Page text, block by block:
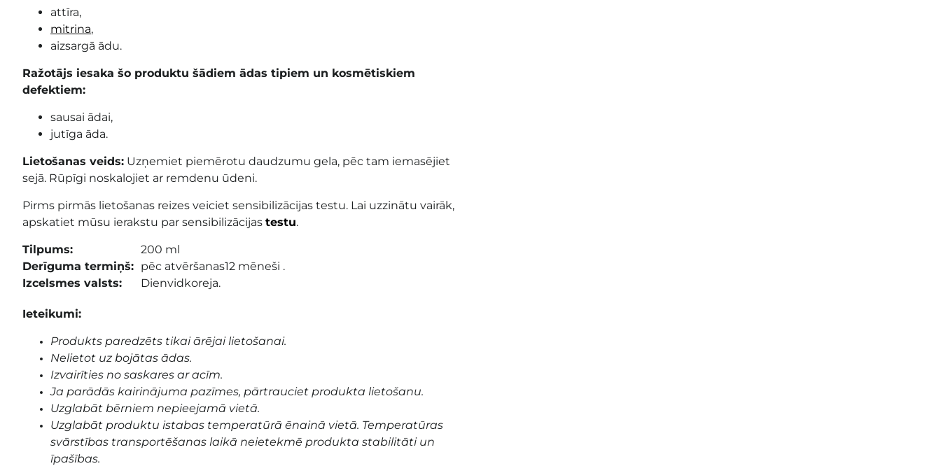
attīra,
mitrina,
aizsargā ādu.
Ražotājs iesaka šo produktu šādiem ādas tipiem un kosmētiskiem
defektiem:
sausai ādai,
jutīga āda.
Lietošanas veids: Uzņemiet piemērotu daudzumu gela, pēc tam iemasējiet
sejā. Rūpīgi noskalojiet ar remdenu ūdeni.
Pirms pirmās lietošanas reizes veiciet sensibilizācijas testu. Lai uzzinātu vairāk,
apskatiet mūsu ierakstu par sensibilizācijas testu.
Tilpums:
200 ml
Derīguma termiņš: pēc atvēršanas12 mēneši .
Izcelsmes valsts:
Dienvidkoreja.
Ieteikumi:
Produkts paredzēts tikai ārējai lietošanai.
Nelietot uz bojātas ādas.
Izvairīties no saskares ar acīm.
Ja parādās kairinājuma pazīmes, pārtrauciet produkta lietošanu.
Uzglabāt bērniem nepieejamā vietā.
Uzglabāt produktu istabas temperatūrā ēnainā vietā. Temperatūras
svārstības transportēšanas laikā neietekmē produkta stabilitāti un
īpašības.